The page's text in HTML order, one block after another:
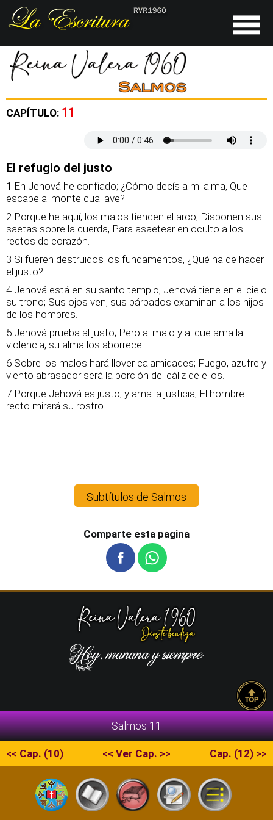
CAPÍTULO: 11
El refugio del justo
1 En Jehová he confiado; ¿Cómo decís a mi alma, Que
escape al monte cual ave?
2 Porque he aquí, los malos tienden el arco, Disponen sus
saetas sobre la cuerda, Para asaetear en oculto a los
rectos de corazón.
3 Si fueren destruidos los fundamentos, ¿Qué ha de hacer
el justo?
4 Jehová está en su santo templo; Jehová tiene en el cielo
su trono; Sus ojos ven, sus párpados examinan a los hijos
de los hombres.
5 Jehová prueba al justo; Pero al malo y al que ama la
violencia, su alma los aborrece.
6 Sobre los malos hará llover calamidades; Fuego, azufre y
viento abrasador será la porción del cáliz de ellos.
7 Porque Jehová es justo, y ama la justicia; El hombre
recto mirará su rostro.
Subtítulos de Salmos
Comparte esta pagina
Copyright © 2026 La Escritura | RVR1960
<< Cap. (10) << Ver Cap. >> Cap. (12) >>
Salmos 11